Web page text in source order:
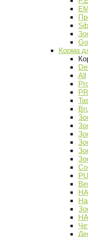
Корма
All